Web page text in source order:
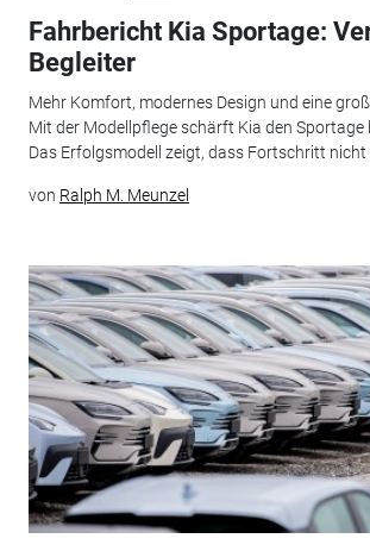
Fahrbericht Kia Sportage:
Begleiter
Mehr Komfort, modernes Design und eine
Mit der Modellpflege schärft Kia den Sportage
Das Erfolgsmodell zeigt, dass Fortschritt nicht
von Ralph M. Meunzel